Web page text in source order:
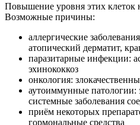
Повышение уровня этих клеток
Возможные причины:
аллергические
атопический дерматит,
паразитарные инфекции:
эхинококкоз
онкология:
аутоиммунные патологии:
системные заболевания
приём некоторых
гормональные средства